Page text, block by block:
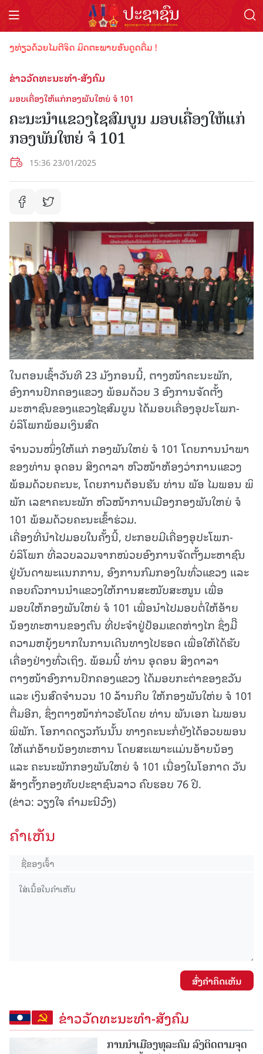
ຽວດ້ວຍໄມຕີຈິດ ມິດຕະພາບອັນດູດດື່ມ !
ຂ່າວວັດທະນະທຳ-ສັງຄົມ
ມອບເຄື່ອງໃຫ້ແກ່ກອງພັນໃຫຍ່ ຈໍ 101
ຄະນະນໍາແຂວງໄຊສົມບູນ ມອບເຄື່ອງໃຫ້ແກ່
ກອງພັນໃຫຍ່ ຈໍ 101
15:36 23/01/2025
ໃນຕອນເຊົ້າວັນທີ 23 ມັງກອນນີ້, ຕາງໜ້າຄະນະພັກ,
ອົງການປົກຄອງແຂວງ ພ້ອມດ້ວຍ 3 ອົງການຈັດຕັ້ງ
ມະຫາຊົນຂອງແຂວງໄຊສົມບູນ ໄດ້ມອບເຄື່ອງອຸປະໂພກ-
ບໍລິໂພກພ້ອມເງິນສົດ
ຈຳນວນໜຶ່່ງໃຫ້ແກ່ ກອງພັນໃຫຍ່ ຈໍ 101 ໂດຍການນໍາພາ
ຂອງທ່ານ ອຸດອນ ສິງດາລາ ຫົວໜ້າຫ້ອງວ່າການແຂວງ
ພ້ອມດ້ວຍຄະນະ, ໂດຍການຕ້ອນຮັນ ທ່ານ ພັອ ໄມພອນ ພິ
ພັກ ເລຂາຄະນະພັກ ຫົວໜ້າການເມືອງກອງພັນໃຫຍ່ ຈໍ
101 ພ້ອມດ້ວຍຄະນະເຂົ້າຮ່ວມ.
ເຄື່ອງທີ່ນຳໄປມອບໃນຄັ້ງນີ້, ປະກອບມີເຄື່ອງອຸປະໂພກ-
ບໍລິໂພກ ທີ່ລວບລວມຈາກໜ່ວຍອົງການຈັດຕັ້ງມະຫາຊົນ
ຢູ່ບັນດາພະແນກການ, ອົງການກົມກອງໃນທົ່ວແຂວງ ແລະ
ຄອບຄົວການນຳແຂວງໃຫ້ການສະໜັບສະໜູນ ເພື່ອ
ມອບໃຫ້ກອງພັນໃຫຍ່ ຈໍ 101 ເພື່ອນໍາໄປມອບຕໍ່ໃຫ້ອ້າຍ
ນ້ອງທະຫານຂອງຕົນ ທີ່ປະຈຳຢູ່ປ້ອມເຂດຫ່າງໄກ ຊຶ່ງມີິ
ຄວາມຫຍຸ້ງຍາກໃນການເດີນທາງໄປຮອດ ເພື່ອໃຫ້ໄດ້ຮັບ
ເຄື່ອງຢ່າງທົ່ວເຖິງ. ພ້ອມນີ້ ທ່ານ ອຸດອນ ສິງດາລາ
ຕາງໜ້າອົງການປົກຄອງແຂວງ ໄດ້ມອບກະຕ່າຂອງຂວັນ
ແລະ ເງິນສົດຈຳນວນ 10 ລ້ານກີບ ໃຫ້ກອງພັນໃຫ່ຍ ຈໍ 101
ຕື່ມອີກ, ຊຶ່ງຕາງໜ້າກ່າວຮັບໂດຍ ທ່ານ ພັນເອກ ໄມພອນ
ພິພັກ. ໂອກາດດຽວກັນນັ້ນ ທາງຄະນະກໍ່ຍັງໄດ້ອວຍພອນ
ໃຫ້ແກ່ອ້າຍນ້ອງທະຫານ ໂດຍສະເພາະແມ່ນອ້າຍນ້ອງ
ແລະ ຄະນະພັກກອງພັນໃຫຍ່ ຈໍ 101 ເນື່ອງໃນໂອກາດ ວັນ
ສ້າງຕັ້ງກອງທັບປະຊາຊົນລາວ ຄົບຮອບ 76 ປີ.
(ຂ່າວ: ວຽງໃຈ ຄໍາມະນີວົງ)
ຄໍາເຫັນ
ສົ່ງຄໍາຄິດເຫັນ
ຂ່າວວັດທະນະທຳ-ສັງຄົມ
ການນໍາເມືອງທຸລະຄົມ ລົງຕິດຕາມຈຸດ